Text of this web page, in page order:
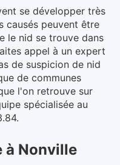
se développer très
causés peuvent être
le nid se trouve dans
appel à un expert
de suspicion de nid
de communes
l'on retrouve sur
spécialisée au
à Nonville